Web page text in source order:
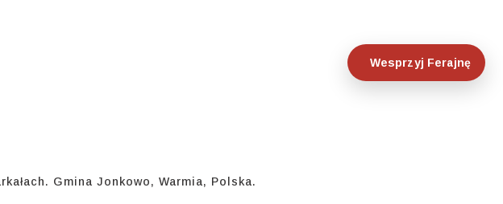
Wesprzyj Ferajnę
Gmina Jonkowo, Warmia, Polska.